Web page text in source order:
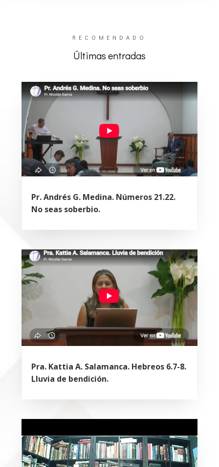
RECOMENDADO
Últimas entradas
Pr. Andrés G. Medina. Números 21.22.
No seas soberbio.
Pra. Kattia A. Salamanca. Hebreos 6.7-8.
Lluvia de bendición.